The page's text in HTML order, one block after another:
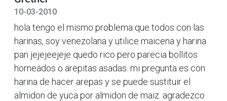
10-03-2010
hola tengo el mismo problema que todos con las
harinas, soy venezolana y utilice maicena y harina
pan jejejeejeje quedo rico pero parecia bollitos
horneados o arepitas asadas. mi pregunta es con
harina de hacer arepas y se puede sustituir el
almidon de yuca por almidon de maiz. agradezco